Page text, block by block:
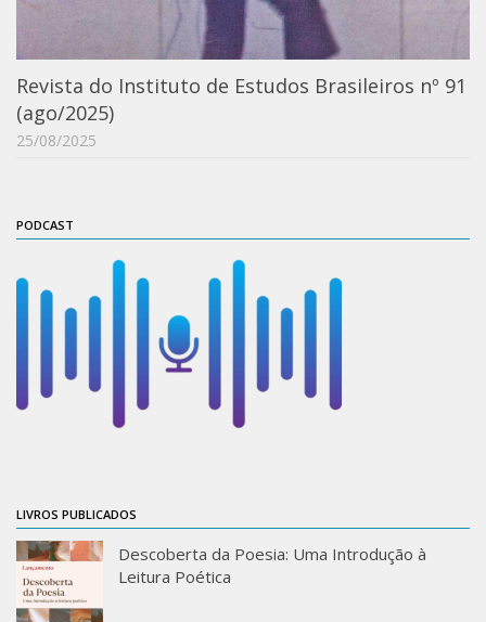
Orientadores
Credenciamento / Recredenciamento de Orientador
Credenciamento / Recredenciamento de Disciplina
Notícias da Pós
Dissertações Defendidas
2° semestre
Informações aos Alunos
Docentes
IEBinário
IEB Minecraft
Hackathon e Edit-a-thon
Revista do Instituto de Estudos Brasileiros nº 91
(ago/2025)
25/08/2025
PODCAST
LIVROS PUBLICADOS
Descoberta da Poesia: Uma Introdução à
Leitura Poética